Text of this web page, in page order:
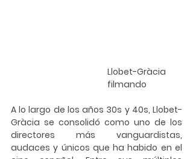
Llobet-Gràcia
filmando
A lo largo de los años 30s y 40s, Llobet-
Gràcia se consolidó como uno de los
directores más vanguardistas,
audaces y únicos que ha habido en el